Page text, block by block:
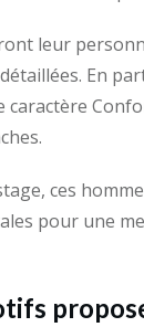
leur
En
caractère
ces
pour une